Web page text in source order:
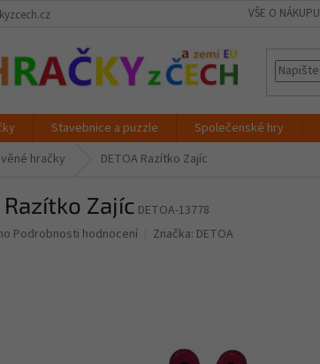
VŠE O NÁKUPU
Stavebnice a puzzle Společenské hry
hračky DETOA Razítko Zajíc
Razítko Zajíc DETOA-13778
Podrobnosti hodnocení Značka: DETOA